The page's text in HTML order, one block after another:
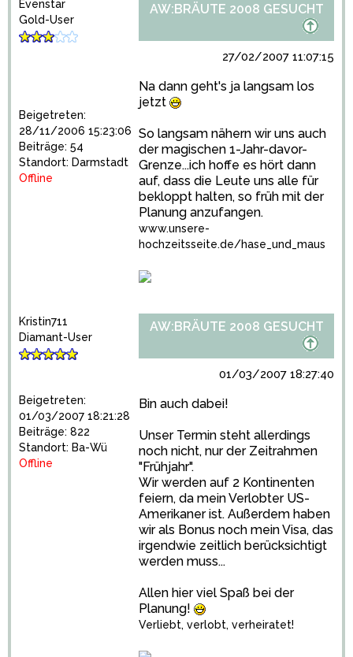
Evenstar
Gold-User
Beigetreten:
28/11/2006 15:23:06
Beiträge: 54
Standort: Darmstadt
Offline
AW:BRÄUTE 2008 GESUCHT
27/02/2007 11:07:15
Na dann geht's ja langsam los
jetzt
So langsam nähern wir uns auch
der magischen 1-Jahr-davor-
Grenze...ich hoffe es hört dann
auf, dass die Leute uns alle für
bekloppt halten, so früh mit der
Planung anzufangen.
www.unsere-
hochzeitsseite.de/hase_und_maus
Kristin711
Diamant-User
Beigetreten:
01/03/2007 18:21:28
Beiträge: 822
Standort: Ba-Wü
Offline
AW:BRÄUTE 2008 GESUCHT
01/03/2007 18:27:40
Bin auch dabei!
Unser Termin steht allerdings
noch nicht, nur der Zeitrahmen
"Frühjahr".
Wir werden auf 2 Kontinenten
feiern, da mein Verlobter US-
Amerikaner ist. Außerdem haben
wir als Bonus noch mein Visa, das
irgendwie zeitlich berücksichtigt
werden muss...
Allen hier viel Spaß bei der
Planung!
Verliebt, verlobt, verheiratet!